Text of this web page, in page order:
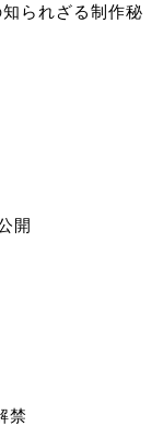
られざる制作秘
開
禁